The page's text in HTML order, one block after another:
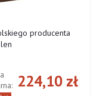
producenta
224,10 zł